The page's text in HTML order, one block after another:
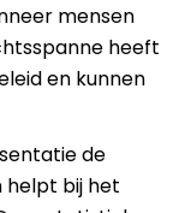
mensen
heeft
en kunnen
de
helpt bij het